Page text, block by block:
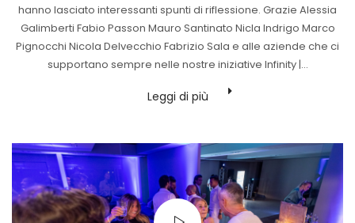
hanno lasciato interessanti spunti di riflessione. Grazie Alessia
Galimberti Fabio Passon Mauro Santinato Nicla Indrigo Marco
Pignocchi Nicola Delvecchio Fabrizio Sala e alle aziende che ci
supportano sempre nelle nostre iniziative Infinity |…
Leggi di più